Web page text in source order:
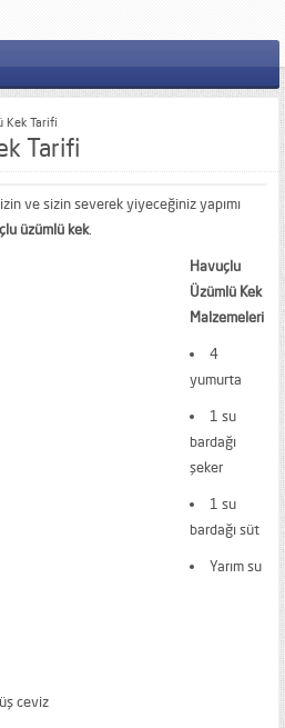
Kek Tarifi
Tarifi
ve sizin severek yiyeceğiniz yapımı
üzümlü kek.
Havuçlu
Üzümlü Kek
Malzemeleri
4
yumurta
1 su
bardağı
şeker
1 su
bardağı süt
Yarım su
ceviz